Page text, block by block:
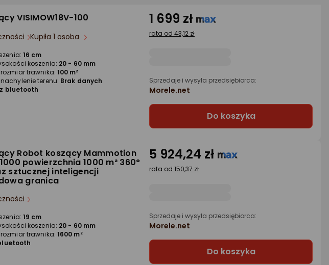
VISIMOW18V-100
Kupiła 1 osoba
16 cm
koszenia: 20 - 60 mm
trawnika: 100 m²
terenu: Brak danych
bluetooth
1 699 zł
rata od 43,12 zł
Sprzedaje i wysyła przedsiębiorca:
Morele.net
Do koszyka
Robot koszący Mammotion
powierzchnia 1000 m² 360°
sztucznej inteligencji
granica
19 cm
koszenia: 20 - 60 mm
trawnika: 1600 m²
5 924,24 zł
rata od 150,37 zł
Sprzedaje i wysyła przedsiębiorca:
Morele.net
Do koszyka